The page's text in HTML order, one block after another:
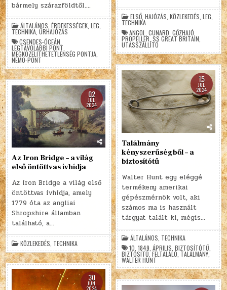
ELSŐ ,HAJÓZÁS ,KÖZLEKEDÉS ,LEG
TECHNIKA
ANGOL ,CUNARD ,GŐZHAJÓ
PROPELLER ,SS GREAT BRITAIN
UTASSZÁLLÍTÓ
bármely szárazföldtől….
ÁLTALÁNOS ,ÉRDEKESSÉGEK ,LEG
TECHNIKA ,ŰRHAJÓZÁS
CSENDES-ÓCEÁN
LEGTÁVOLABBI PONT
MEGKÖZELÍTHETETLENSÉG PONTJA
NEMO-PONT
15
JÚL
2024
Találmány
kényszerűségből – a
biztosítótű
Walter Hunt egy eléggé
termékeny amerikai
gépészmérnök volt, aki
számos ma is használt
tárgyat talált ki, mégis…
ÁLTALÁNOS TECHNIKA
10 ,1849 ,ÁPRILIS ,BIZTOSÍTÓTŰ
BIZTOSÍTŰ,FELTALÁLÓ TALÁLMÁNY,
WALTER HUNT
02
JÚL
2024
Az Iron Bridge – a világ
első öntöttvas ívhídja
Az Iron Bridge a világ első
öntöttvas ívhídja, amely
1779 óta az angliai
Shropshire államban
található, a…
KÖZLEKEDÉS TECHNIKA
30
JÚN
2024